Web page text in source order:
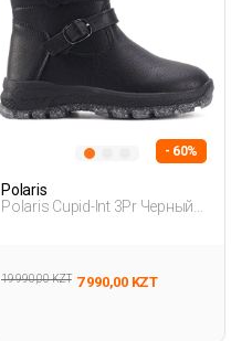
- 60%
Polaris
Polaris Cupid-Int 3Pr Черный
19 990,00 KZT 7 990,00 KZT